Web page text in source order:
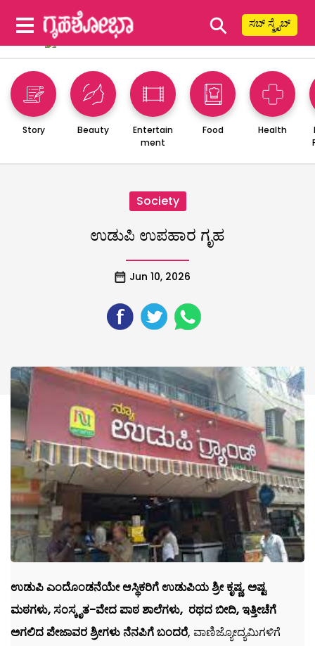
⚲ ಸಬ್ ಸ್ಕ್ರೈಬ್
Story Beauty
Entertain
ment
Food Health
Society
ಉಡುಪಿ ಉಪಹಾರ ಗೃಹ
Jun 10, 2026
ಉಡುಪಿ ಎಂದೊಂಡನೆಯೇ ಆಸ್ಥಿಕರಿಗೆ ಉಡುಪಿಯ ಶ್ರೀ ಕೃಷ್ಣ, ಅಷ್ಟ
ಮಠಗಳು, ಸಂಸ್ಕೃತ-ವೇದ ಪಾಠ ಶಾಲೆಗಳು, ರಥದ ಬೀದಿ, ಇತ್ತೀಚೆಗೆ
ಅಗಲಿದ ಪೇಜಾವರ ಶ್ರೀಗಳು ನೆನಪಿಗೆ ಬಂದರೆ, ವಾಣಿಜ್ಯೋದ್ಯಮಿಗಳಿಗೆ